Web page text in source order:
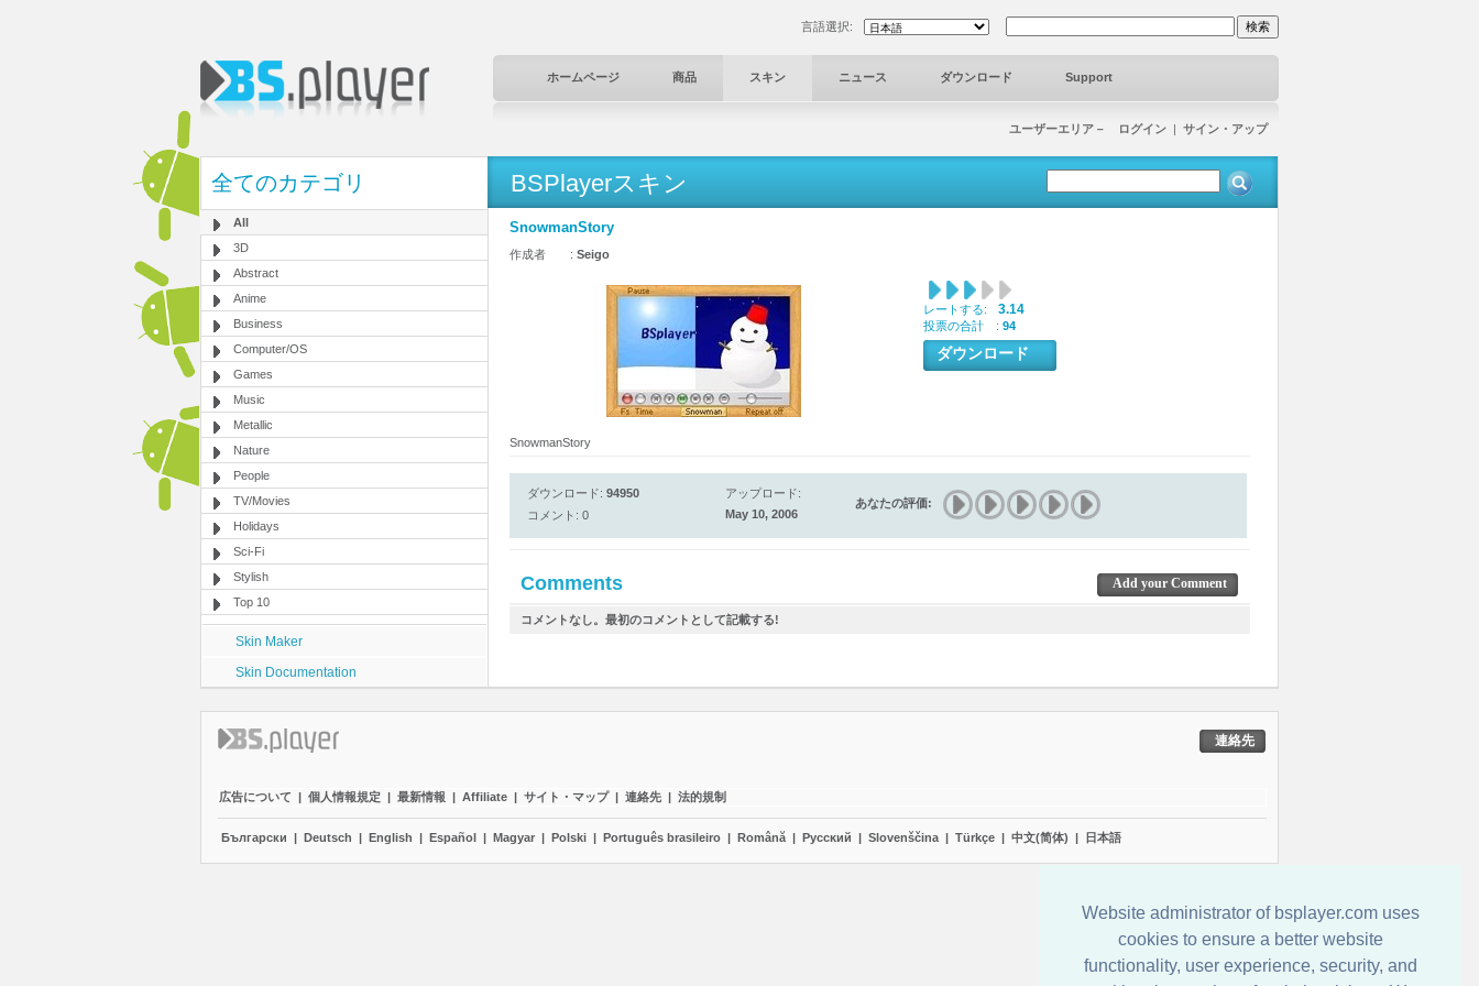
Website administrator of bsplayer.com uses
cookies to ensure a better website
functionality, user experience, security, and
言語選択:
ホームページ 商品 スキン ニュース ダウンロード Support
ユーザーエリア－ ログイン | サイン・アップ
全てのカテゴリ
All
3D
Abstract
Anime
Business
Computer/OS
Games
Music
Metallic
Nature
People
TV/Movies
Holidays
Sci-Fi
Stylish
Top 10
Skin Maker
Skin Documentation
BSPlayerスキン
SnowmanStory
作成者 : Seigo
レートする: 3.14
投票の合計 : 94
ダウンロード
SnowmanStory
ダウンロード: 94950
コメント: 0
アップロード:
May 10, 2006
あなたの評価:
Comments Add your Comment
コメントなし。最初のコメントとして記載する!
連絡先
広告について | 個人情報規定 | 最新情報 | Affiliate | サイト・マップ | 連絡先 | 法的規制
Български | Deutsch | English | Español | Magyar | Polski | Português brasileiro | Română | Pyccĸий | Slovenščina | Türkçe | 中文(简体) | 日本語